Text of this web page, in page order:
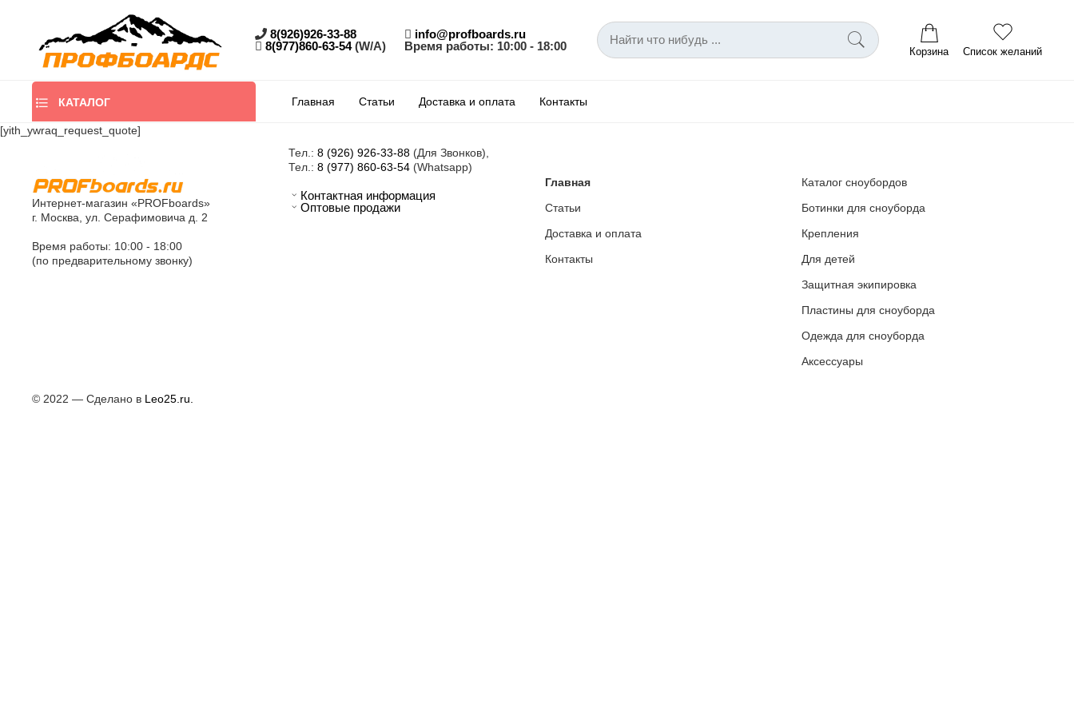
8(926)926-33-88
8(977)860-63-54(W/A)
info@profboards.ru
Время работы: 10:00 - 18:00
Корзина Список желаний
КАТАЛОГ Главная Статьи Доставка и оплата Контакты
[yith_ywraq_request_quote]
Интернет-магазин «PROFboards»
г. Москва, ул. Серафимовича д. 2
Время работы: 10:00 - 18:00
(по предварительному звонку)
Тел.: 8 (926) 926-33-88 (Для Звонков),
Тел.: 8 (977) 860-63-54 (Whatsapp)
Контактная информация
Оптовые продажи
Главная
Статьи
Доставка и оплата
Контакты
Каталог сноубордов
Ботинки для сноуборда
Крепления
Для детей
Защитная экипировка
Пластины для сноуборда
Одежда для сноуборда
Аксессуары
© 2022 — Сделано в Leo25.ru.